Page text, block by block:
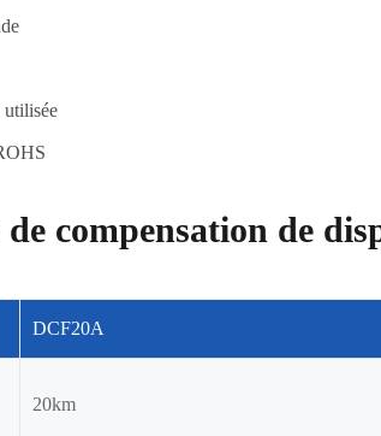
utilisée
compensation de
DCF20A
20km